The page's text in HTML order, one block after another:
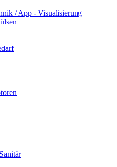
/ App - Visualisierung